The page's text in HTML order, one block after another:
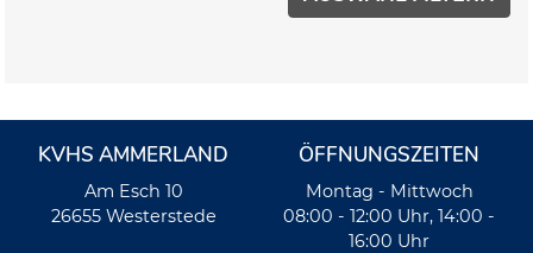
KVHS AMMERLAND
Am Esch 10
26655 Westerstede
ÖFFNUNGSZEITEN
Montag - Mittwoch
08:00 - 12:00 Uhr, 14:00 -
16:00 Uhr